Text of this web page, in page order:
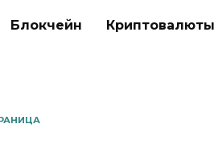
Блокчейн Криптовалюты